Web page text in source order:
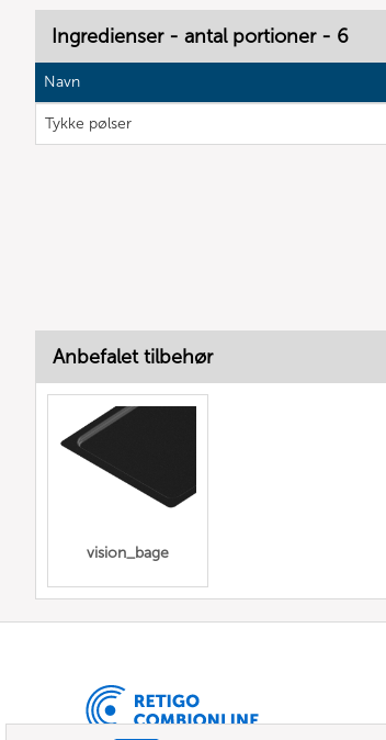
Ingredienser - antal portioner - 6
Navn
Tykke pølser
Anbefalet tilbehør
vision_bage